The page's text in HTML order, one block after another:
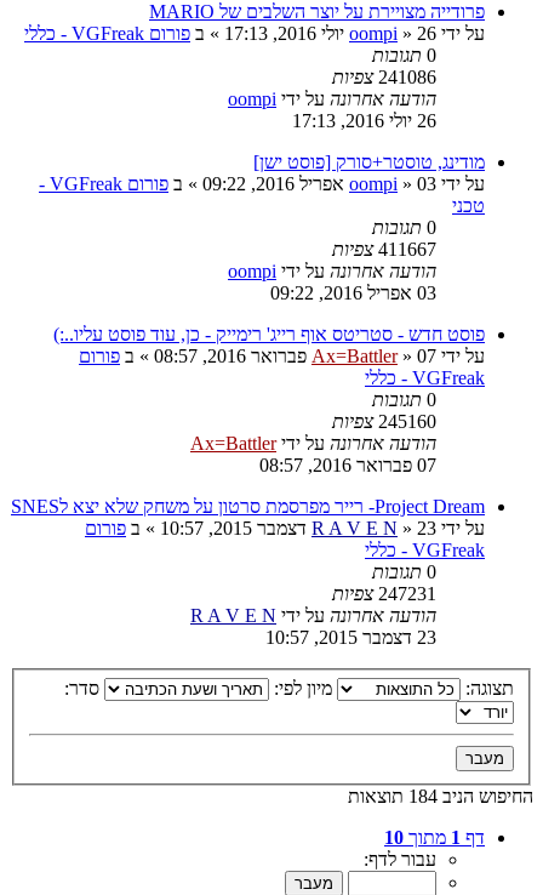
פרודייה מצויירת על יוצר השלבים של MARIO
על ידי
oompi » 26 יולי 2016, 17:13 » ב פורום VGFreak - כללי
0 תגובות
241086 צפיות
הודעה אחרונה על ידי oompi
26 יולי 2016, 17:13
מודינג, טוסטר+סורק [פוסט ישן]
על ידי
oompi » 03 אפריל 2016, 09:22 » ב
פורום VGFreak -
טכני
0 תגובות
411667 צפיות
הודעה אחרונה על ידי oompi
03 אפריל 2016, 09:22
פוסט חדש - סטריטס אוף רייג' רימייק - כן, עוד פוסט עליו..:)
על ידי
Ax=Battler» 07 פברואר 2016, 08:57 » ב פורום
VGFreak - כללי
0 תגובות
245160 צפיות
הודעה אחרונה על ידיAx=Battler
07 פברואר 2016, 08:57
Project Dream- רייר מפרסמת סרטון על משחק שלא יצא לSNES
על ידי
R A V E N » 23 דצמבר 2015, 10:57 » ב פורום
VGFreak - כללי
0 תגובות
247231 צפיות
הודעה אחרונה על ידי R A V E N
23 דצמבר 2015, 10:57
תצוגה: מיון לפי: סדר:
החיפוש הניב 184 תוצאות
דף 1 מתוך 10
עבור לדף: